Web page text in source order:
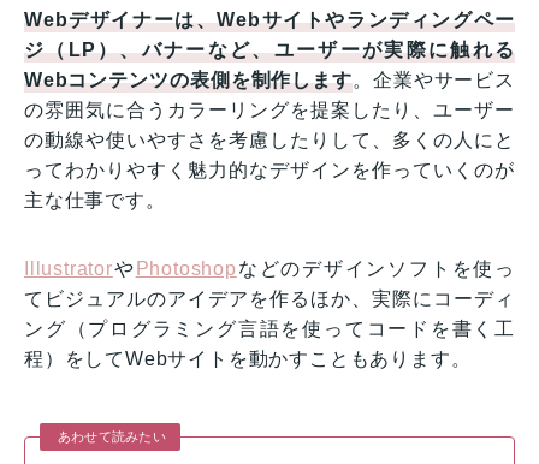
Webデザイナーは、Webサイトやランディングペー
ジ（LP）、バナーなど、ユーザーが実際に触れる
Webコンテンツの表側を制作します。企業やサービス
の雰囲気に合うカラーリングを提案したり、ユーザー
の動線や使いやすさを考慮したりして、多くの人にと
ってわかりやすく魅力的なデザインを作っていくのが
主な仕事です。
Illustratorや Photoshop などのデザインソフトを使っ
てビジュアルのアイデアを作るほか、実際にコーディ
ング（プログラミング言語を使ってコードを書く工
程）をしてWebサイトを動かすこともあります。
あわせて読みたい